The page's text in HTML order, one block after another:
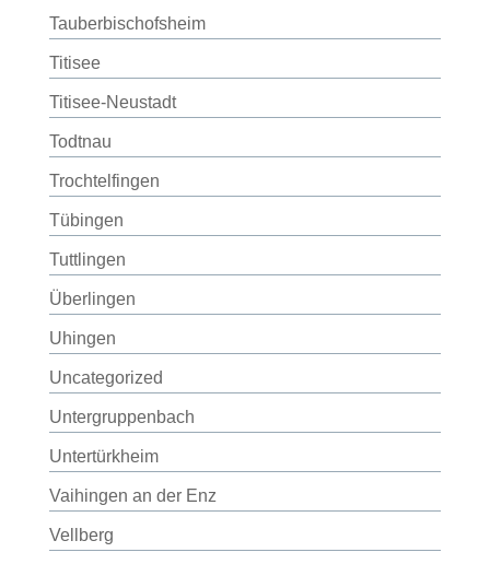
Tauberbischofsheim
Titisee
Titisee-Neustadt
Todtnau
Trochtelfingen
Tübingen
Tuttlingen
Überlingen
Uhingen
Uncategorized
Untergruppenbach
Untertürkheim
Vaihingen an der Enz
Vellberg